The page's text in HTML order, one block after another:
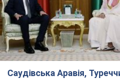
Саудівська Аравія,